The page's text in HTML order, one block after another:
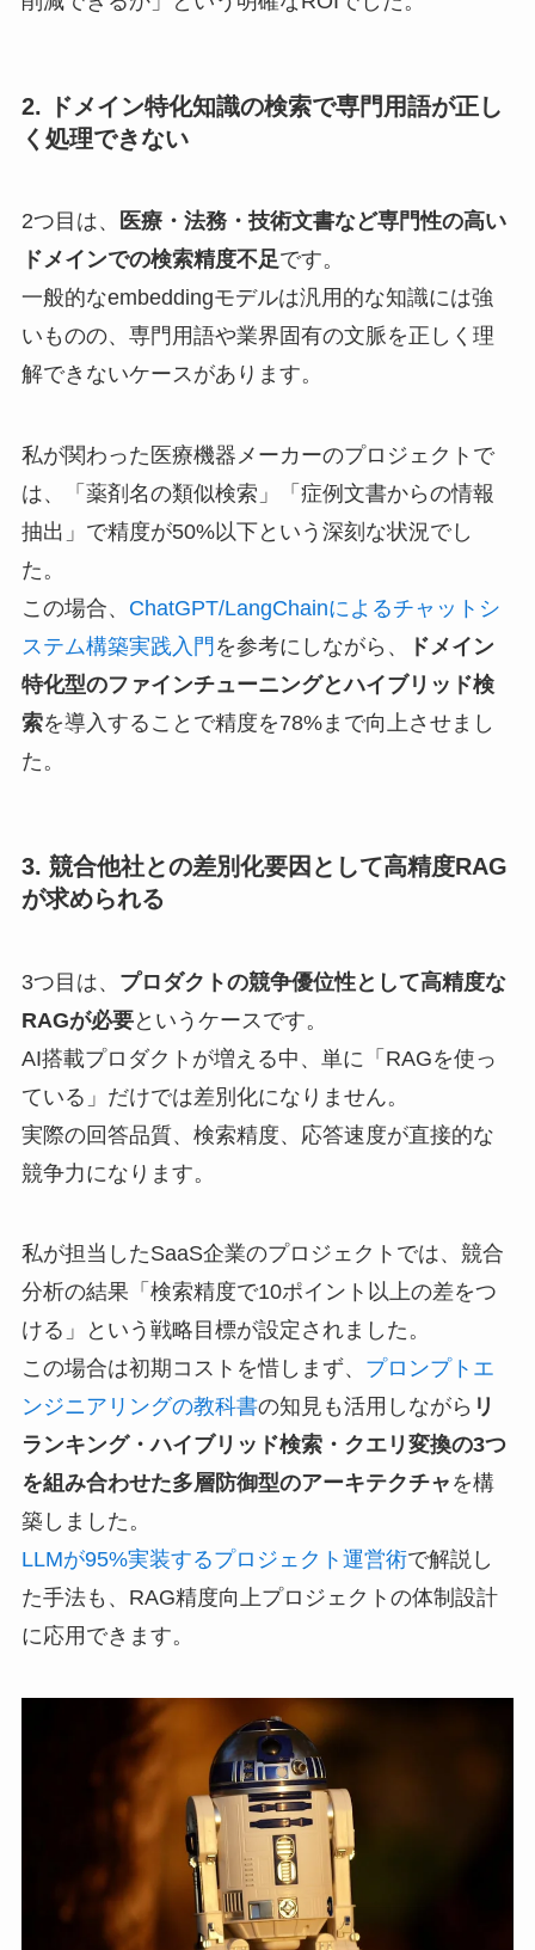
2. ドメイン特化知識の検索で専門用語が正し
く処理できない
2つ目は、
医療・法務・技術文書など専門性の高い
ドメインでの検索精度不足です。
一般的なembeddingモデルは汎用的な知識には強
いものの、専門用語や業界固有の文脈を正しく理
解できないケースがあります。
私が関わった医療機器メーカーのプロジェクトで
は、「薬剤名の類似検索」「症例文書からの情報
抽出」で精度が50%以下という深刻な状況でし
た。
この場合、 ChatGPT/LangChainによるチャットシ
ステム構築実践入門 を参考にしながら、
ドメイン
特化型のファインチューニングとハイブリッド検
索を導入することで精度を78%まで向上させまし
た。
3. 競合他社との差別化要因として高精度RAG
が求められる
3つ目は、 プロダクトの競争優位性として高精度な
RAGが必要というケースです。
AI搭載プロダクトが増える中、単に「RAGを使っ
ている」だけでは差別化になりません。
実際の回答品質、検索精度、応答速度が直接的な
競争力になります。
私が担当したSaaS企業のプロジェクトでは、競合
分析の結果「検索精度で10ポイント以上の差をつ
ける」という戦略目標が設定されました。
この場合は初期コストを惜しまず、 プロンプトエ
ンジニアリングの教科書の知見も活用しながら リ
ランキング・ハイブリッド検索・クエリ変換の3つ
を組み合わせた多層防御型のアーキテクチャ を構
築しました。
LLMが95%実装するプロジェクト運営術で解説し
た手法も、RAG精度向上プロジェクトの体制設計
に応用できます。